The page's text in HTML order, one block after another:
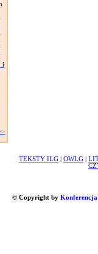
i
TEKSTY ILG OWLG
© Copyright by Konferencja